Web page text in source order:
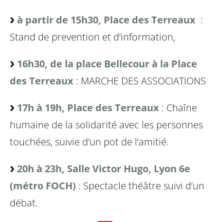
à partir de 15h30, Place des Terreaux :
Stand de prevention et d’information,
16h30, de la place Bellecour à la Place
des Terreaux : MARCHE DES ASSOCIATIONS
17h à 19h, Place des Terreaux : Chaîne
humaine de la solidarité avec les personnes
touchées, suivie d’un pot de l’amitié.
20h à 23h, Salle Victor Hugo, Lyon 6e
(métro FOCH) : Spectacle théâtre suivi d’un
débat.